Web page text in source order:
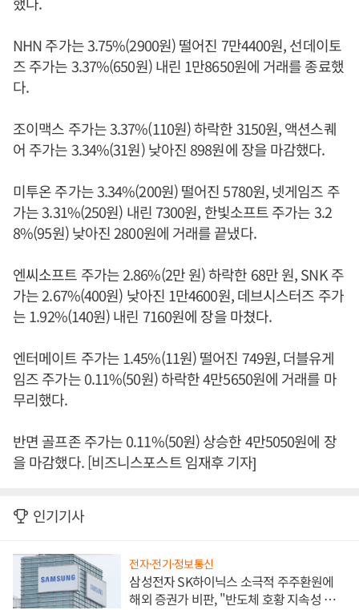
NHN 주가는 3.75%(2900원) 떨어진 7만4400원, 선데이토
즈 주가는 3.37%(650원) 내린 1만8650원에 거래를 종료했
다.
조이맥스 주가는 3.37%(110원) 하락한 3150원, 액션스퀘
어 주가는 3.34%(31원) 낮아진 898원에 장을 마감했다.
미투온 주가는 3.34%(200원) 떨어진 5780원, 넷게임즈 주
가는 3.31%(250원) 내린 7300원, 한빛소프트 주가는 3.2
8%(95원) 낮아진 2800원에 거래를 끝냈다.
엔씨소프트 주가는 2.86%(2만 원) 하락한 68만 원, SNK 주
가는 2.67%(400원) 낮아진 1만4600원, 데브시스터즈 주가
는 1.92%(140원) 내린 7160원에 장을 마쳤다.
엔터메이트 주가는 1.45%(11원) 떨어진 749원, 더블유게
임즈 주가는 0.11%(50원) 하락한 4만5650원에 거래를 마
무리했다.
반면 골프존 주가는 0.11%(50원) 상승한 4만5050원에 장
을 마감했다. [비즈니스포스트 임재후 기자]
인기기사
전자·전기·정보통신
삼성전자 SK하이닉스 소극적 주주환원에
해외 증권가 비판, "반도체 호황 지속성 의